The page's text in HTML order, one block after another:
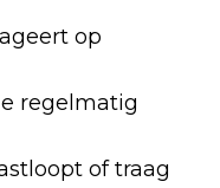
op
regelmatig
of traag